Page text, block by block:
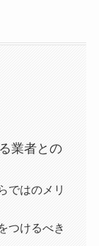
業者との
ではのメリ
つけるべき